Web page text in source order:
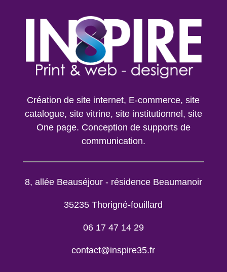
Création de site internet, E-commerce, site
catalogue, site vitrine, site institutionnel, site
One page. Conception de supports de
communication.
8, allée Beauséjour - résidence Beaumanoir
35235 Thorigné-fouillard
06 17 47 14 29
contact inspire35.fr